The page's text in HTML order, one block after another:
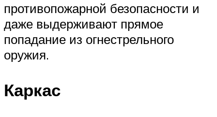
противопожарной безопасности и
даже выдерживают прямое
попадание из огнестрельного
оружия.
Каркас